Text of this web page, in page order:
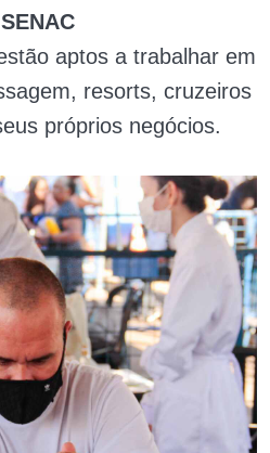
aptos a trabalhar em
resorts, cruzeiros
próprios negócios.